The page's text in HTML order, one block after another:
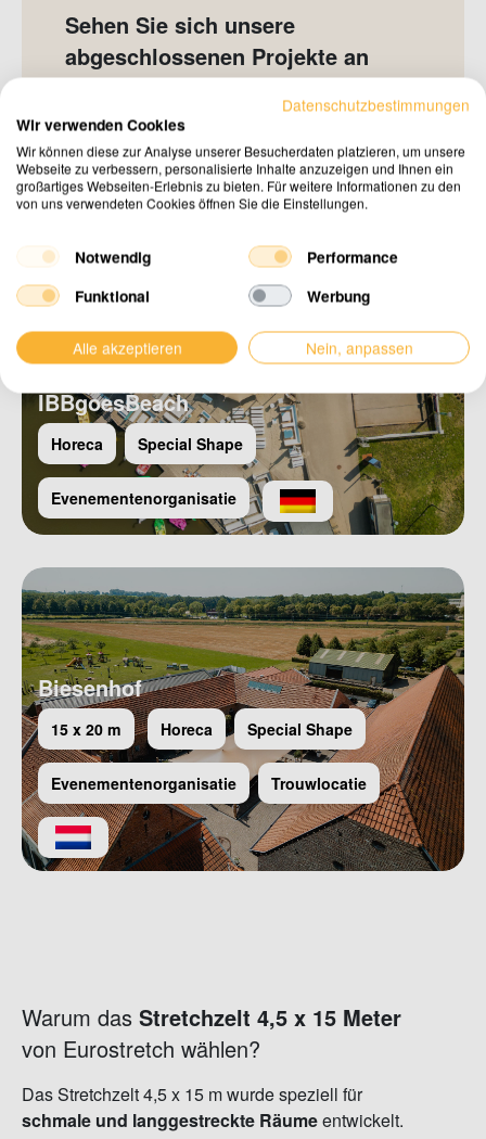
Sehen Sie sich unsere
abgeschlossenen Projekte an
Alle Projekte ansehen
IBBgoesBeach
Horeca Special Shape
Evenementenorganisatie
Biesenhof
15 x 20 m Horeca Special Shape
Evenementenorganisatie Trouwlocatie
Warum das Stretchzelt 4,5 x 15 Meter
von Eurostretch wählen?
Das Stretchzelt 4,5 x 15 m wurde speziell für
schmale und langgestreckte Räumeentwickelt.
Datenschutzbestimmungen
Wir verwenden Cookies
Wir können diese zur Analyse unserer Besucherdaten platzieren, um unsere
Webseite zu verbessern, personalisierte Inhalte anzuzeigen und Ihnen ein
großartiges Webseiten-Erlebnis zu bieten. Für weitere Informationen zu den
von uns verwendeten Cookies öffnen Sie die Einstellungen.
Notwendig
Performance
Funktional
Werbung
Alle akzeptieren Nein, anpassen